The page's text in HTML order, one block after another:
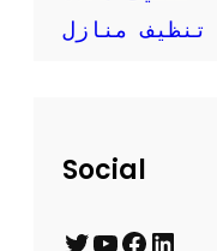
تنظيف منازل
Social